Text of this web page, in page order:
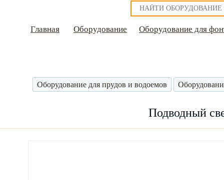
Главная Оборудование Оборудование для
Оборудование для прудов и водоемов
Подводный